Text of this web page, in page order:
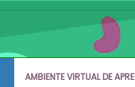
AMBIENTE VIRTUAL DE